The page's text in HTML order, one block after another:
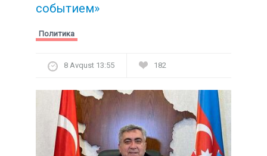
событием»
Политика
8 Avqust 13:55 182